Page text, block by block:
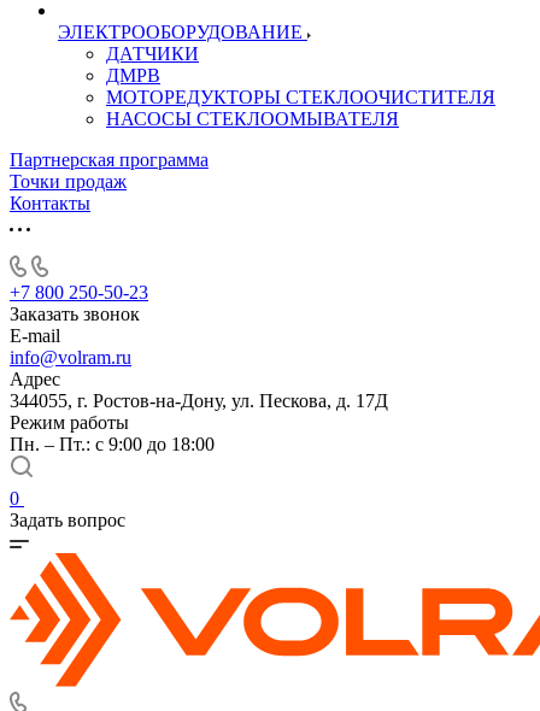
ЭЛЕКТРООБОРУДОВАНИЕ
ДАТЧИКИ
ДМРВ
МОТОРЕДУКТОРЫ СТЕКЛООЧИСТИТЕЛЯ
НАСОСЫ СТЕКЛООМЫВАТЕЛЯ
Партнерская программа
Точки продаж
Контакты
+7 800 250-50-23
Заказать звонок
E-mail
info@volram.ru
Адрес
344055, г. Ростов-на-Дону, ул. Пескова, д. 17Д
Режим работы
Пн. – Пт.: с 9:00 до 18:00
0
Задать вопрос